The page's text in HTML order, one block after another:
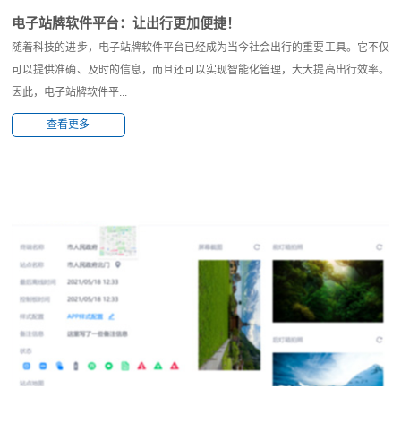
电子站牌软件平台：让出行更加便捷！
随着科技的进步，电子站牌软件平台已经成为当今社会出行的重要工具。它不仅
可以提供准确、及时的信息，而且还可以实现智能化管理，大大提高出行效率。
因此，电子站牌软件平...
查看更多